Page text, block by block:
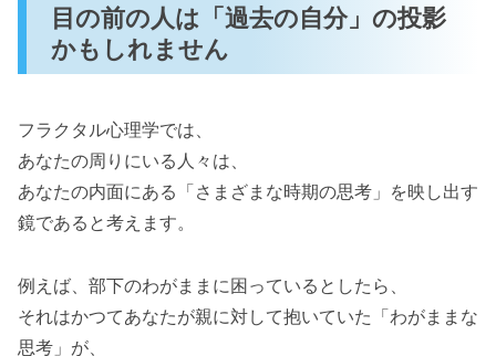
目の前の人は「過去の自分」の投影
かもしれません
フラクタル心理学では、
あなたの周りにいる人々は、
あなたの内面にある「さまざまな時期の思考」を映し出す
鏡であると考えます。
例えば、部下のわがままに困っているとしたら、
それはかつてあなたが親に対して抱いていた「わがままな
思考」が、